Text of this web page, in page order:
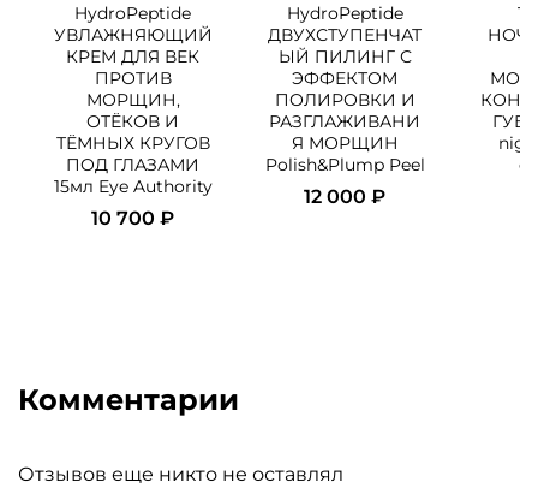
HydroPeptide
УВЛАЖНЯЮЩИЙ
КРЕМ ДЛЯ ВЕК
ПРОТИВ
МОРЩИН,
ОТЁКОВ И
ТЁМНЫХ КРУГОВ
ПОД ГЛАЗАМИ
15мл Eye Authority
10 700 ₽
HydroPeptide
ДВУХСТУПЕНЧАТ
ЫЙ ПИЛИНГ С
ЭФФЕКТОМ
ПОЛИРОВКИ И
РАЗГЛАЖИВАНИ
Я МОРЩИН
Polish&Plump Peel
12 000 ₽
ГУБ
Комментарии
Отзывов еще никто не оставлял